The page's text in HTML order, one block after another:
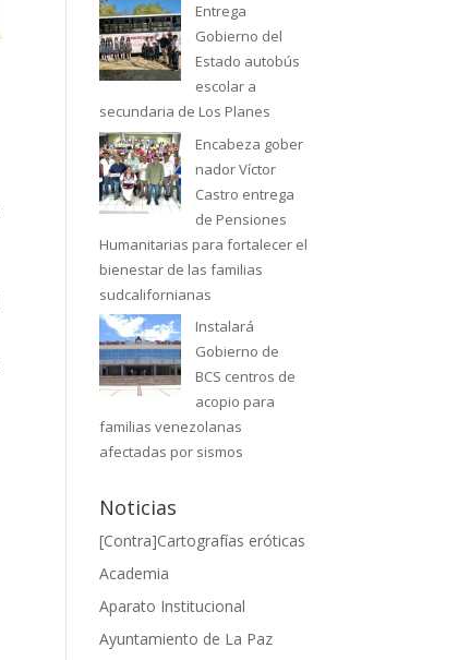
Entrega
Gobierno del
Estado autobús
escolar a
secundaria de Los Planes
Encabeza gober
nador Víctor
Castro entrega
de Pensiones
Humanitarias para fortalecer el
bienestar de las familias
sudcalifornianas
Instalará
Gobierno de
BCS centros de
acopio para
familias venezolanas
afectadas por sismos
Noticias
[Contra]Cartografías eróticas
Academia
Aparato Institucional
Ayuntamiento de La Paz